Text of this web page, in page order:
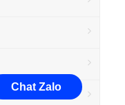
Chat Zalo